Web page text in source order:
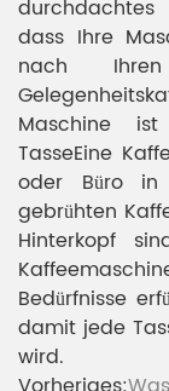
dass Ihre
nach
Maschine
TasseEine
oder Büro in
gebrühten
Hinterkopf
Bedürfnisse
damit jede
wird.